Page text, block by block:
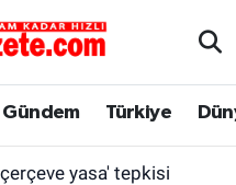
Gündem Türkiye
yasa' tepkisi